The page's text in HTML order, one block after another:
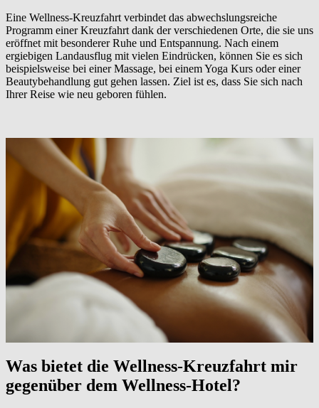
Eine Wellness-Kreuzfahrt verbindet das abwechslungsreiche
Programm einer Kreuzfahrt dank der verschiedenen Orte, die sie uns
eröffnet mit besonderer Ruhe und Entspannung. Nach einem
ergiebigen Landausflug mit vielen Eindrücken, können Sie es sich
beispielsweise bei einer Massage, bei einem Yoga Kurs oder einer
Beautybehandlung gut gehen lassen. Ziel ist es, dass Sie sich nach
Ihrer Reise wie neu geboren fühlen.
Was bietet die Wellness-Kreuzfahrt mir
gegenüber dem Wellness-Hotel?